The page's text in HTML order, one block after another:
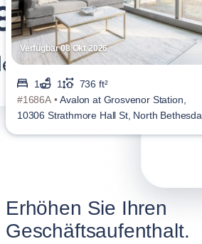
Verfügbar 08 Okt 2026
1 1
736 ft²
#1686A •Avalon at Grosvenor Station,
10306 Strathmore Hall St, North Bethesda
Erhöhen Sie Ihren
Geschäftsaufenthalt.